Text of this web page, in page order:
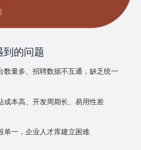
到的问题
数量多、招聘数据不互通，缺乏统一
成本高、开发周期长、易用性差
单一，企业人才库建立困难